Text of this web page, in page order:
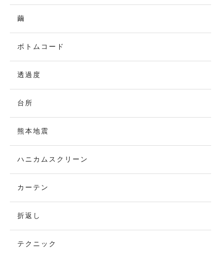
繭
ボトムコード
透過度
台所
熊本地震
ハニカムスクリーン
カーテン
折返し
テクニック